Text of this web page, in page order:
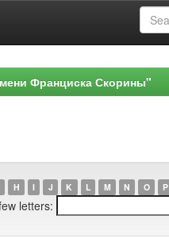
Франциска Скорины"
H I J K L M N O P
letters: